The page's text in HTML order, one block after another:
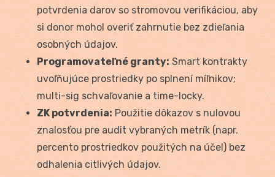
potvrdenia darov so stromovou verifikáciou, aby
si donor mohol overiť zahrnutie bez zdieľania
osobných údajov.
Programovateľné granty: Smart kontrakty
uvoľňujúce prostriedky po splnení míľnikov;
multi-sig schvaľovanie a time-locky.
ZK potvrdenia: Použitie dôkazov s nulovou
znalosťou pre audit vybraných metrík (napr.
percento prostriedkov použitých na účel) bez
odhalenia citlivých údajov.